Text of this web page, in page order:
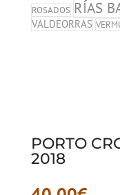
ROSADOS RÍAS
VALDEORRAS
PORTO
2018